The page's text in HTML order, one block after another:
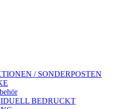
/ SONDERPOSTEN
BEDRUCKT